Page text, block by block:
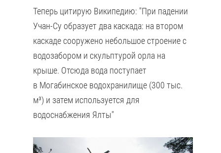
Теперь цитирую Википедию: "При падении
Учан-Су образует два каскада: на втором
каскаде сооружено небольшое строение с
водозабором и скульптурой орла на
крыше. Отсюда вода поступает
в Могабинское водохранилище (300 тыс.
м³) и затем используется для
водоснабжения Ялты"